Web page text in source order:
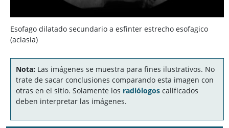
Esofago dilatado secundario a esfinter estrecho esofagico
(aclasia)
Nota: Las imágenes se muestra para fines ilustrativos. No
trate de sacar conclusiones comparando esta imagen con
otras en el sitio. Solamente los radiólogos calificados
deben interpretar las imágenes.